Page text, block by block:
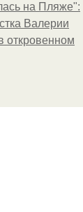
на Пляже":
Валерии
откровенном